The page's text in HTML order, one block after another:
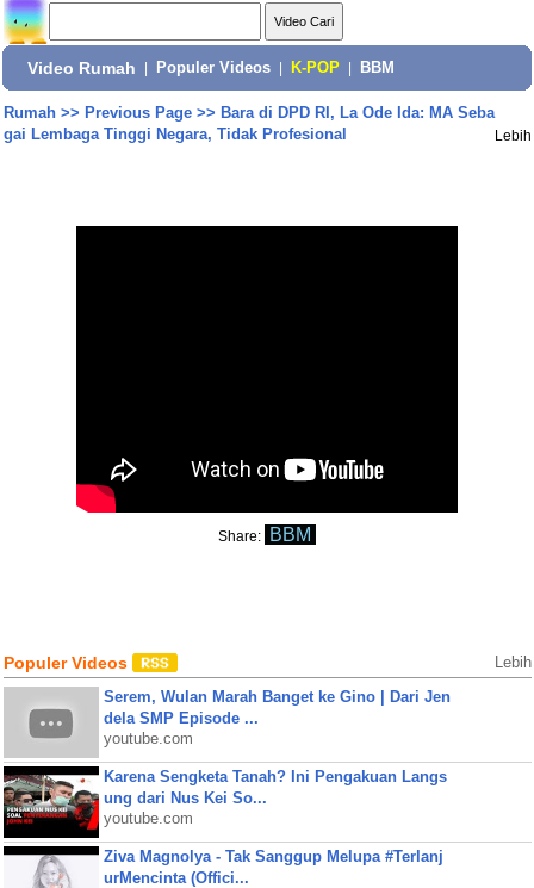
Video Rumah Populer Videos K-POP BBM
Rumah>> Previous Page>> Bara di DPD RI, La Ode Ida: MA Seba
gai Lembaga Tinggi Negara, Tidak Profesional
Lebih
Share: BBM
Populer Videos Lebih
Serem, Wulan Marah Banget ke Gino | Dari Jen
dela SMP Episode ...
youtube.com
Karena Sengketa Tanah? Ini Pengakuan Langs
ung dari Nus Kei So...
youtube.com
Ziva Magnolya - Tak Sanggup Melupa #Terlanj
urMencinta (Offici...